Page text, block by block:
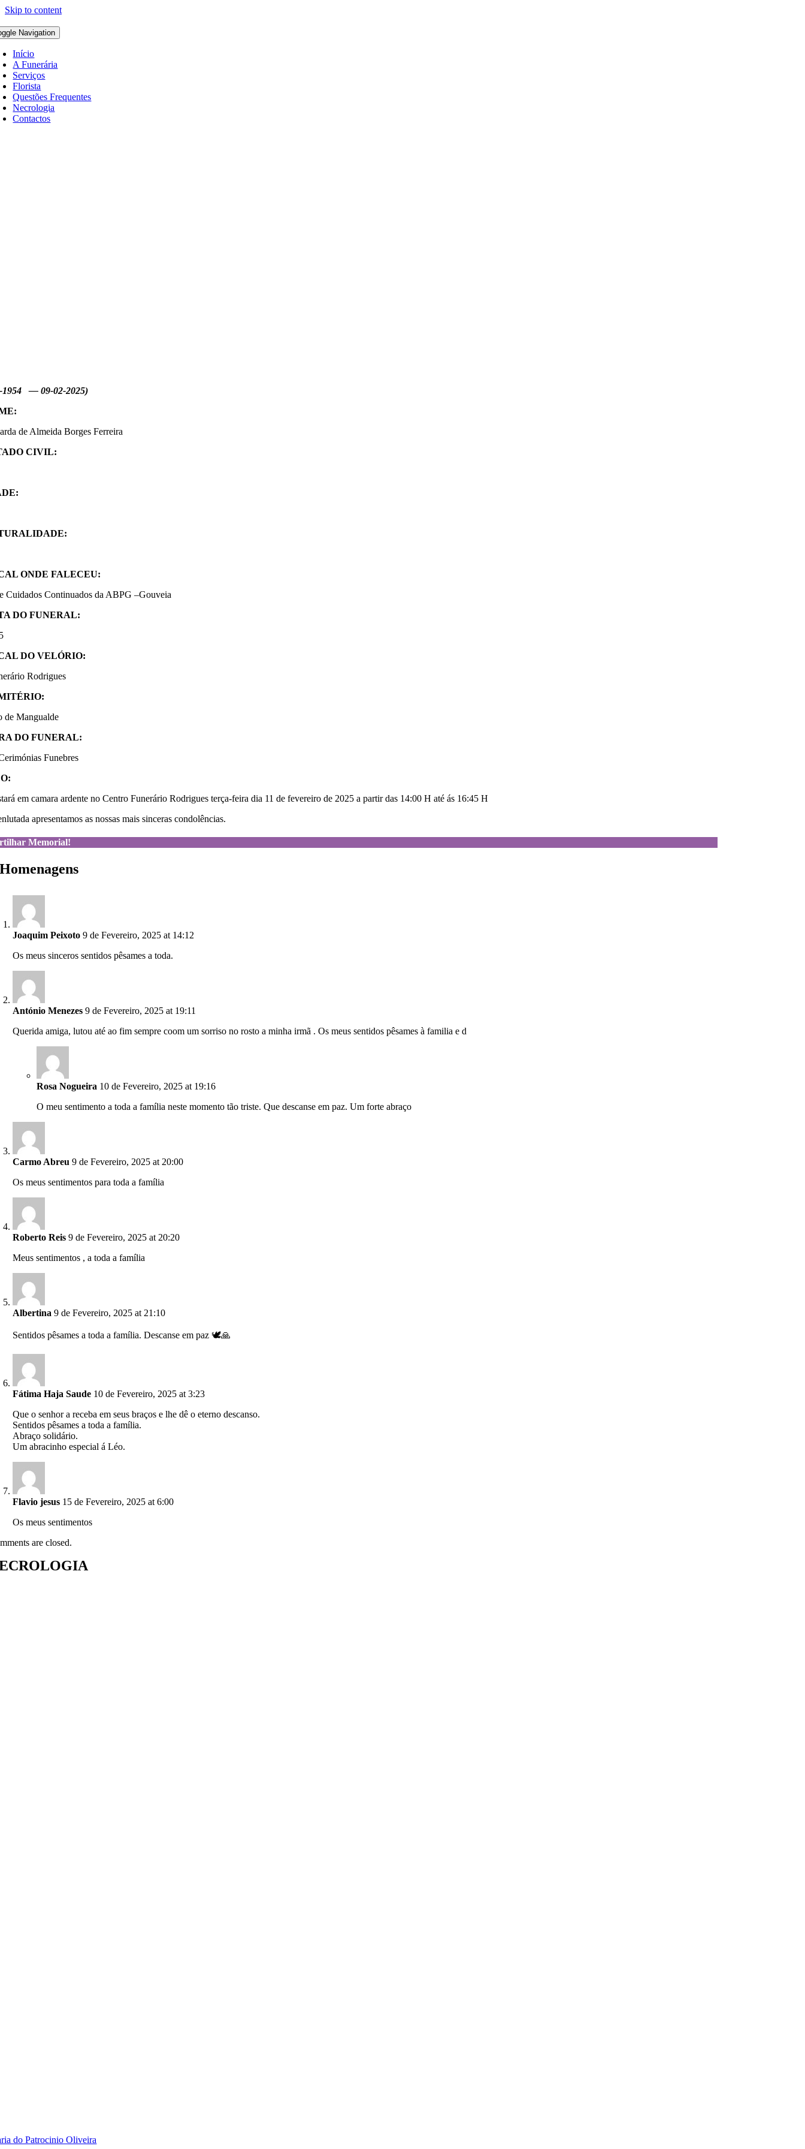
Skip to content
Navigation
Início
A Funerária
Serviços
Florista
Questões Frequentes
Necrologia
Contactos
1954 — 09-02-2025)
de Almeida Borges Ferreira
CIVIL:
ONDE FALECEU:
Cuidados Continuados da ABPG –Gouveia
DO FUNERAL:
DO VELÓRIO:
Rodrigues
de Mangualde
DO FUNERAL:
Funebres
em camara ardente no Centro Funerário Rodrigues terça-feira dia 11 de fevereiro de 2025 a partir das 14:00 H até ás 16:45 H
apresentamos as nossas mais sinceras condolências.
Memorial!
Joaquim Peixoto 9 de Fevereiro, 2025 at 14:12
Os meus sinceros sentidos pêsames a toda.
António Menezes 9 de Fevereiro, 2025 at 19:11
Querida amiga, lutou até ao fim sempre coom um sorriso no rosto a minha irmã . Os meus sentidos pêsames à familia e d
Rosa Nogueira 10 de Fevereiro, 2025 at 19:16
O meu sentimento a toda a família neste momento tão triste. Que descanse em paz. Um forte abraço
Carmo Abreu 9 de Fevereiro, 2025 at 20:00
Os meus sentimentos para toda a família
Roberto Reis 9 de Fevereiro, 2025 at 20:20
Meus sentimentos , a toda a família
Albertina 9 de Fevereiro, 2025 at 21:10
Sentidos pêsames a toda a família. Descanse em paz 🕊️🙏
Fátima Haja Saude 10 de Fevereiro, 2025 at 3:23
Que o senhor a receba em seus braços e lhe dê o eterno descanso.
Sentidos pêsames a toda a família.
Abraço solidário.
Um abracinho especial á Léo.
Flavio jesus 15 de Fevereiro, 2025 at 6:00
Os meus sentimentos
are closed.
do Patrocinio Oliveira